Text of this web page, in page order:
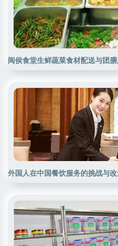
闽侯食堂生鲜蔬菜食材配送与团
外国人在中国餐饮服务的挑战与